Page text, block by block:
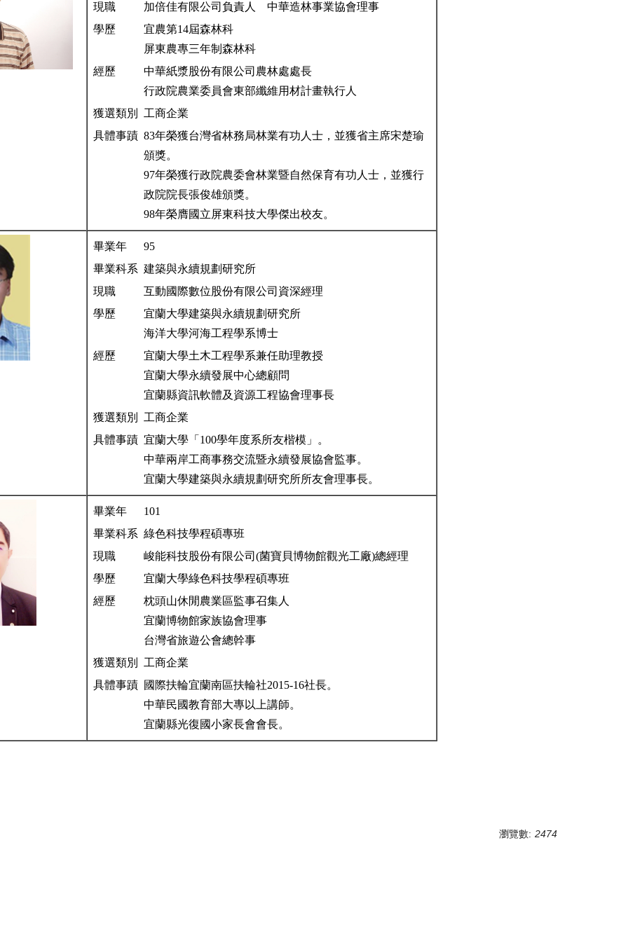
現職
加倍佳有限公司負責人 中華造林事業協會理事
學歷
宜農第14屆森林科
屏東農專三年制森林科
經歷
中華紙漿股份有限公司農林處處長
行政院農業委員會東部纖維用材計畫執行人
獲選類別
工商企業
具體事蹟 83年榮獲台灣省林務局林業有功人士，並獲省主席宋楚瑜
頒獎。
97年榮獲行政院農委會林業暨自然保育有功人士，並獲行
政院院長張俊雄頒獎。
98年榮膺國立屏東科技大學傑出校友。
畢業年
95
畢業科系 建築與永續規劃研究所
現職
互動國際數位股份有限公司資深經理
學歷
宜蘭大學建築與永續規劃研究所
海洋大學河海工程學系博士
經歷
宜蘭大學土木工程學系兼任助理教授
宜蘭大學永續發展中心總顧問
宜蘭縣資訊軟體及資源工程協會理事長
獲選類別
工商企業
具體事蹟 宜蘭大學「100學年度系所友楷模」。
中華兩岸工商事務交流暨永續發展協會監事。
宜蘭大學建築與永續規劃研究所所友會理事長。
畢業年
101
畢業科系 綠色科技學程碩專班
現職
峻能科技股份有限公司(菌寶貝博物館觀光工廠)總經理
學歷
宜蘭大學綠色科技學程碩專班
經歷
枕頭山休閒農業區監事召集人
宜蘭博物館家族協會理事
台灣省旅遊公會總幹事
獲選類別
工商企業
具體事蹟 國際扶輪宜蘭南區扶輪社2015-16社長。
中華民國教育部大專以上講師。
宜蘭縣光復國小家長會會長。
瀏覽數: 2474